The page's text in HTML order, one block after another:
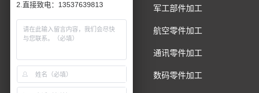
CNC钛合金加工
CNC精密件加工
CNC五金件加工
军工部件加工
航空零件加工
通讯零件加工
数码零件加工
2.直接致电：13537639813